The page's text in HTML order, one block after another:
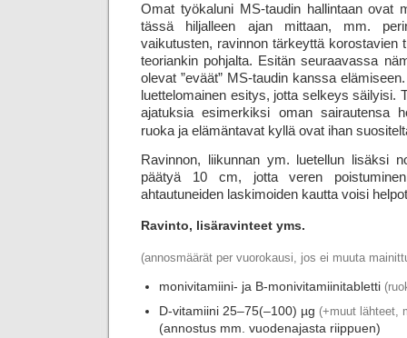
Omat työkaluni MS-taudin hallintaan ovat
tässä hiljalleen ajan mittaan, mm.
vaikutusten, ravinnon tärkeyttä korostavien
teoriankin pohjalta. Esitän seuraavassa
olevat ”eväät” MS-taudin kanssa
luettelomainen esitys, jotta selkeys säilyisi.
ajatuksia esimerkiksi oman sairautensa
ruoka ja elämäntavat kyllä ovat ihan
Ravinnon, liikunnan ym. luetellun lisäksi
päätyä 10 cm, jotta veren poistuminen
ahtautuneiden laskimoiden kautta voisi
Ravinto, lisäravinteet yms.
(annosmäärät per vuorokausi, jos ei muuta
monivitamiini- ja B-monivitamiinitabletti
D-vitamiini 25–75(–100) µg (+muut lähteet,
(annostus mm. vuodenajasta riippuen)